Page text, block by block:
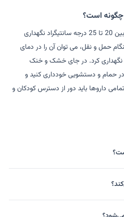
چگونه است؟
پیرتوبروتینیب باید در دمای اتاق، بین 20 تا 25 درجه سانتیگراد نگهداری
حمل و نقل، می توان آن را در دمای
نیز نگهداری کرد. در جای خشک و خنک
در حمام و دستشویی خودداری کنید و
داروها باید دور از دسترس کودکان و